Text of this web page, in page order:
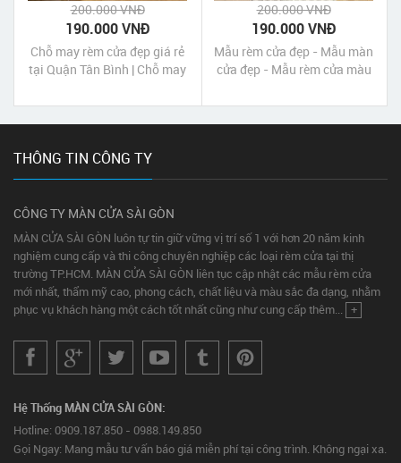
200.000 VNĐ
190.000 VNĐ
Chỗ may rèm cửa đẹp giá rẻ
tại Quận Tân Bình | Chỗ may
Tân Bình Tp HCM
200.000 VNĐ
190.000 VNĐ
Mẫu rèm cửa đẹp - Mẫu màn
cửa đẹp - Mẫu rèm cửa màu
THÔNG TIN CÔNG TY
CÔNG TY MÀN CỬA SÀI GÒN
MÀN CỬA SÀI GÒN luôn tự tin giữ vững vị trí số 1 với hơn 20 năm kinh
nghiệm cung cấp và thi công chuyên nghiệp các loại rèm cửa tại thị
trường TP.HCM. MÀN CỬA SÀI GÒN liên tục cập nhật các mẫu rèm cửa
mới nhất, thẩm mỹ cao, phong cách, chất liệu và màu sắc đa dạng, nhằm
phục vụ khách hàng một cách tốt nhất cũng như cung cấp thêm... +
Hệ Thống MÀN CỬA SÀI GÒN:
Hotline: 0909.187.850 - 0988.149.850
Gọi Ngay: Mang mẫu tư vấn báo giá miễn phí tại công trình. Không ngại xa.